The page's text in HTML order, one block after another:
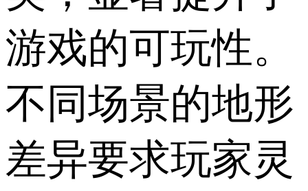
游戏的可玩性。
不同场景的地形
差异要求玩家灵